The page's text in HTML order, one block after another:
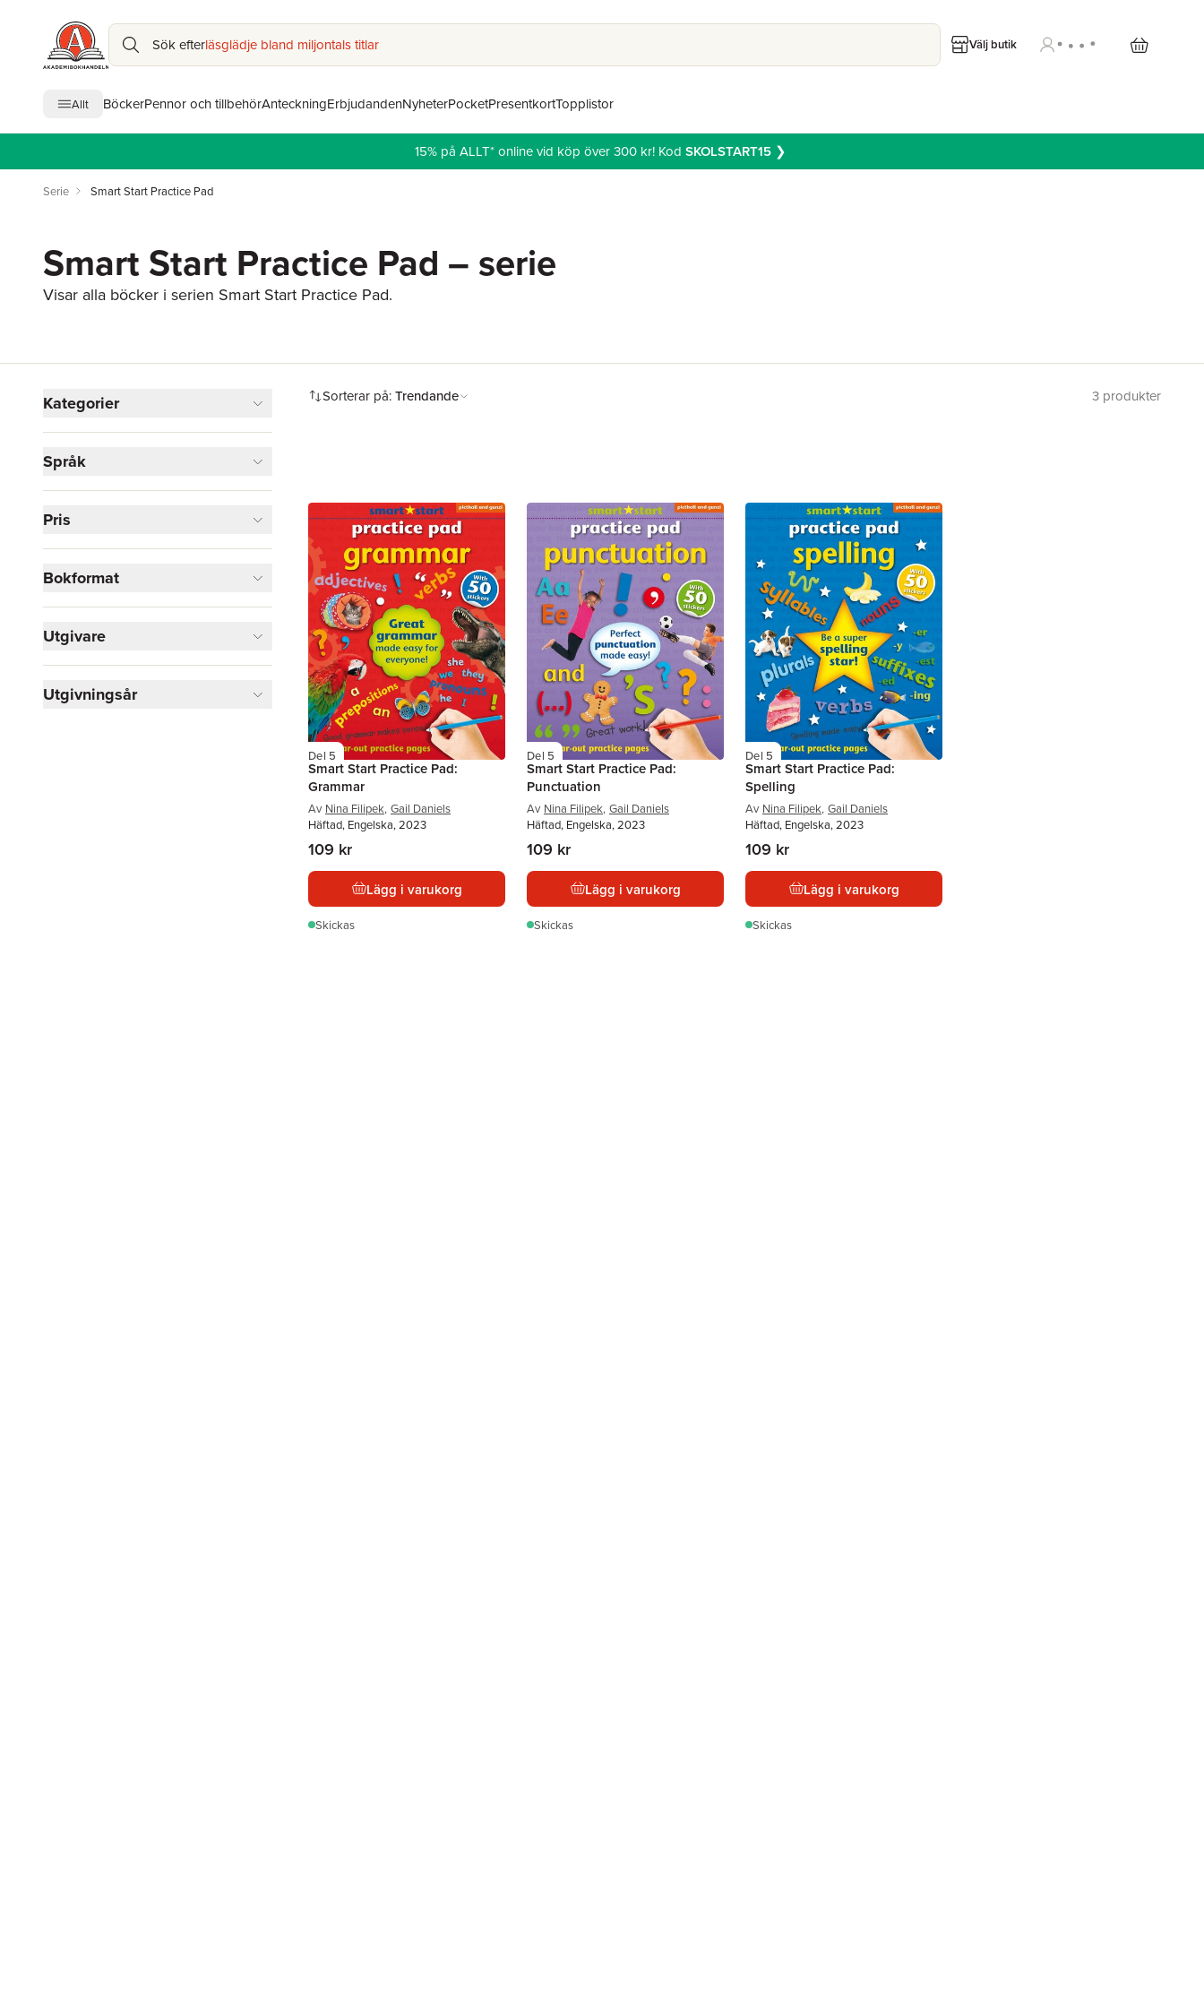
Sök efterläsglädje bland miljontals titlar Välj butik
Allt BöckerPennor och tillbehörAnteckningErbjudandenNyheterPocketPresentkortTopplistor
15% på ALLT* online vid köp över 300 kr! Kod SKOLSTART15❯
Serie Smart Start Practice Pad
Smart Start Practice Pad – serie
Visar alla böcker i serien Smart Start Practice Pad.
Kategorier
Barn och ungdom 2
Läromedel
1
Visa fler
Visa fler
Språk
Pris
Bokformat
Utgivare
Utgivningsår
Sorterar på:Trendande 3 produkter
Del 5
Smart Start Practice Pad:
Grammar
Av Nina Filipek, Gail Daniels
Häftad, Engelska, 2023
109 kr
Lägg i varukorg
Skickas
Del 5
Smart Start Practice Pad:
Punctuation
Av Nina Filipek, Gail Daniels
Häftad, Engelska, 2023
109 kr
Lägg i varukorg
Skickas
Del 5
Smart Start Practice Pad:
Spelling
Av Nina Filipek, Gail Daniels
Häftad, Engelska, 2023
109 kr
Lägg i varukorg
Skickas